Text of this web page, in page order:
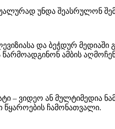
უნდა შეასრულონ
და ბეჭდურ
ამბის
ვიდეო ან მულტიმედია
ჩამონათვალი.